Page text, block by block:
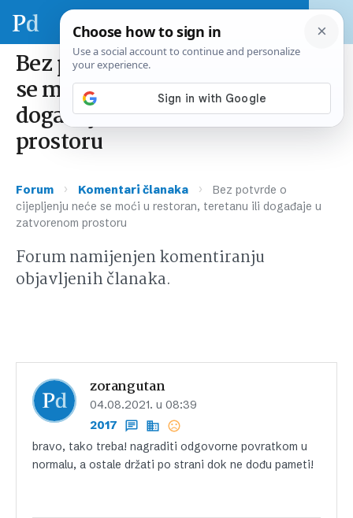
Bez potvrde o cijepljenju neće
se moći u restoran, teretanu ili
događaje u zatvorenom
prostoru
Forum › Komentari članaka ›
Bez potvrde o
cijepljenju neće se moći u restoran, teretanu ili događaje u
zatvorenom prostoru
Forum namijenjen komentiranju
objavljenih članaka.
zorangutan
04.08.2021. u 08:39
2017
bravo, tako treba! nagraditi odgovorne povratkom u
normalu, a ostale držati po strani dok ne dođu pameti!